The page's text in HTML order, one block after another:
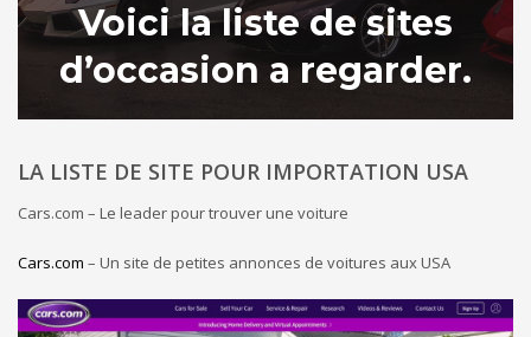
Voici la liste de sites
d’occasion a regarder.
LA LISTE DE SITE POUR IMPORTATION USA
Cars.com – Le leader pour trouver une voiture
Cars.com – Un site de petites annonces de voitures aux USA